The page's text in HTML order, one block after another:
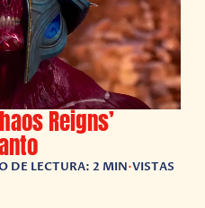
Reigns’
DE LECTURA: 2 MIN•VISTAS